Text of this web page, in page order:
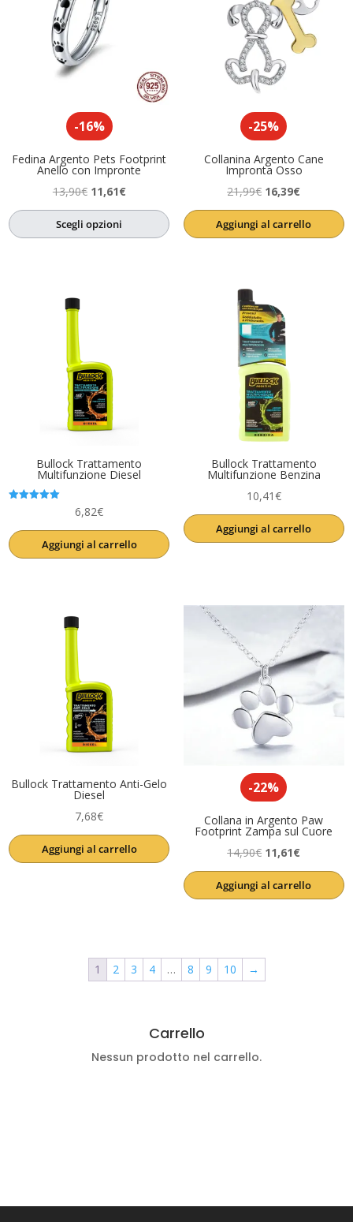
-16%
Fedina Argento Pets Footprint
Anello con Impronte
13,90€ Il
prezzo
originale
11,61€Il
prezzo
Scegli opzioni
-25%
Collanina Argento Cane
Impronta Osso
21,99€ Il
prezzo
originale
16,39€Il
prezzo
attuale
Aggiungi al carrello
Bullock Trattamento
Multifunzione Diesel
6,82€
Aggiungi al carrello
Bullock Trattamento
Multifunzione Benzina
10,41€
Aggiungi al carrello
Bullock Trattamento Anti-Gelo
Diesel
7,68€
Aggiungi al carrello
-22%
Collana in Argento Paw
Footprint Zampa sul Cuore
14,90€ Il
prezzo
originale
11,61€Il
prezzo
attuale
Aggiungi al carrello
1 2 3 4 … 8 9 10 →
Carrello
Nessun prodotto nel carrello.